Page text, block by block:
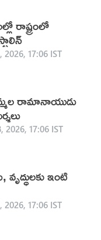
రాష్ట్రంలో
2026, 17:06 IST
రామానాయుడు
2026, 17:06 IST
వృద్ధులకు ఇంటి
2026, 17:06 IST